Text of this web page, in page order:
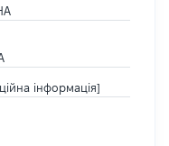
інформація]